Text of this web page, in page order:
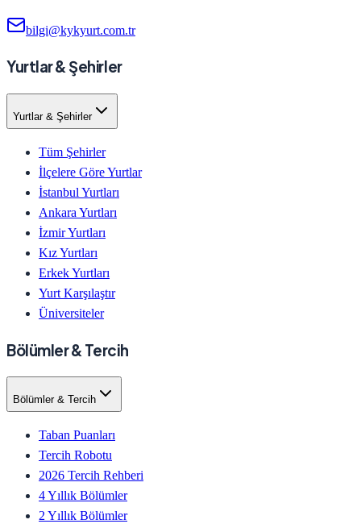
bilgi@kykyurt.com.tr
Yurtlar & Şehirler
Yurtlar & Şehirler
Tüm Şehirler
İlçelere Göre Yurtlar
İstanbul Yurtları
Ankara Yurtları
İzmir Yurtları
Kız Yurtları
Erkek Yurtları
Yurt Karşılaştır
Üniversiteler
Bölümler & Tercih
Bölümler & Tercih
Taban Puanları
Tercih Robotu
2026 Tercih Rehberi
4 Yıllık Bölümler
2 Yıllık Bölümler